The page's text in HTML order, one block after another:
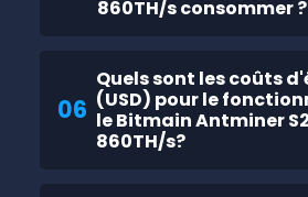
860TH/s consommer ?
06
Quels sont les coûts
(USD) pour le
le Bitmain Antminer
860TH/s?